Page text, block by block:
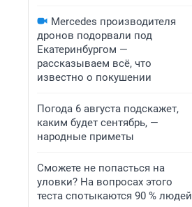
Mercedes производителя
дронов подорвали под
Екатеринбургом —
рассказываем всё, что
известно о покушении
Погода 6 августа подскажет,
каким будет сентябрь, —
народные приметы
Сможете не попасться на
уловки? На вопросах этого
теста спотыкаются 90 % людей